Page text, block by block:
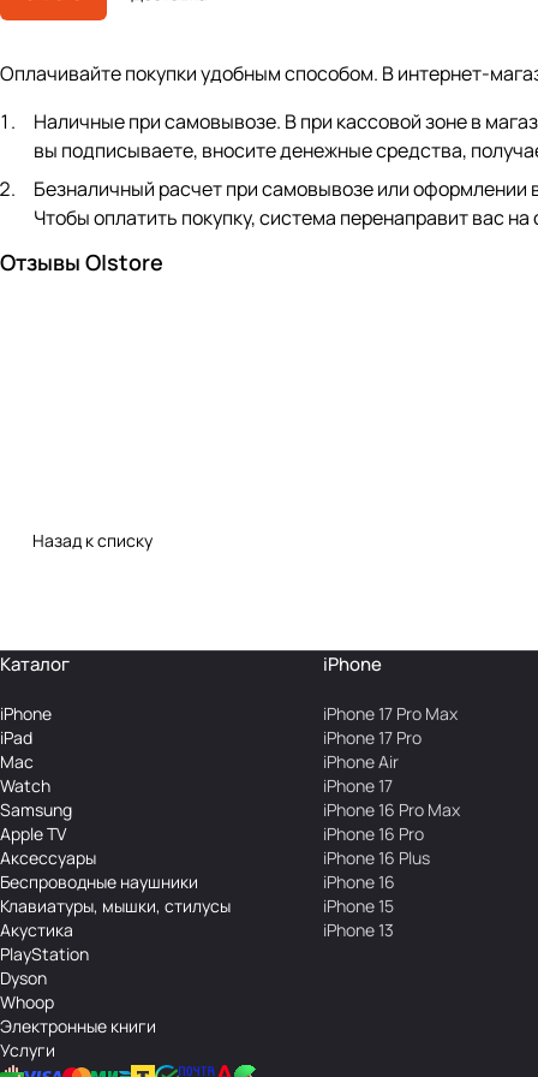
Оплачивайте покупки удобным способом. В интернет-
Наличные при самовывозе. В при кассовой зоне в
вы подписываете, вносите денежные средства,
Безналичный расчет при самовывозе или оформлении
Чтобы оплатить покупку, система перенаправит вас
Отзывы O|store
Назад к списку
Каталог
iPhone
iPad
Mac
Watch
Samsung
Apple TV
Аксесcуары
Беcпроводные наушники
Клавиатуры, мышки, стилусы
Акустика
PlayStation
Dyson
Whoop
Электронные книги
Услуги
iPhone
iPhone 17 Pro Max
iPhone 17 Pro
iPhone Air
iPhone 17
iPhone 16 Pro Max
iPhone 16 Pro
iPhone 16 Plus
iPhone 16
iPhone 15
iPhone 13